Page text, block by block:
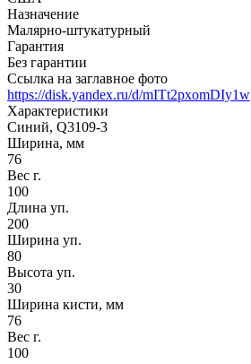
Назначение
Малярно-штукатурный
Гарантия
Без гарантии
Ссылка на заглавное фото
https://disk.yandex.ru/d/mITt2pxomDIy1w
Характеристики
Синий, Q3109-3
Ширина, мм
76
Вес г.
100
Длина уп.
200
Ширина уп.
80
Высота уп.
30
Ширина кисти, мм
76
Вес г.
100